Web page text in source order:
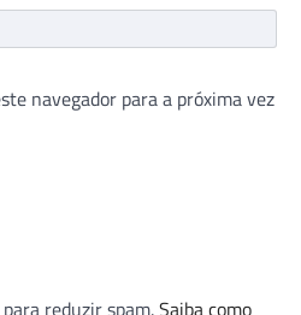
navegador para a próxima vez
reduzir spam.Saiba como